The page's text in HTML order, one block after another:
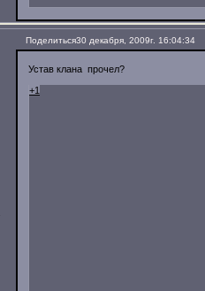
Поделиться30 декабря, 2009г. 16:04:34
Устав клана прочел?
+1